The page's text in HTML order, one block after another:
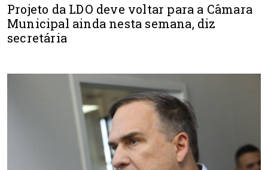
Projeto da LDO deve voltar para a Câmara
Municipal ainda nesta semana, diz
secretária